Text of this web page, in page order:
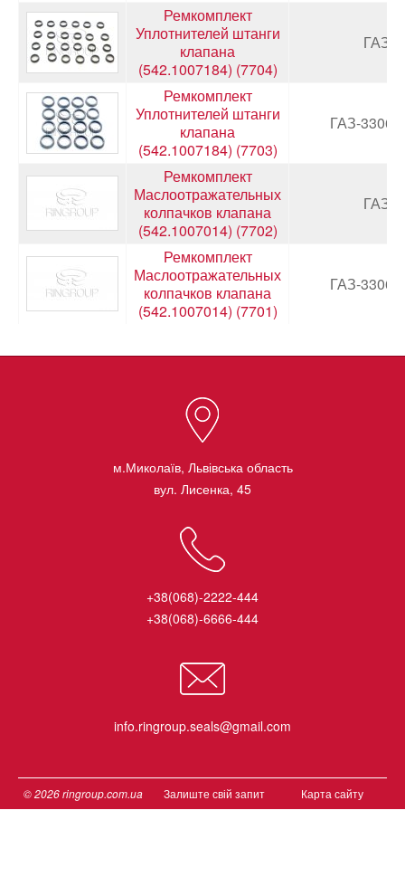
Ремкомплект
Уплотнителей штанги
клапана
(542.1007184) (7704)
ГАЗ-
Ремкомплект
Уплотнителей штанги
клапана
(542.1007184) (7703)
ГАЗ-
Ремкомплект
Маслоотражательных
колпачков клапана
(542.1007014) (7702)
ГАЗ-
Ремкомплект
Маслоотражательных
колпачков клапана
(542.1007014) (7701)
ГАЗ-
м.Миколаїв, Львівська область
вул. Лисенка, 45
+38(068)-2222-444
+38(068)-6666-444
info.ringroup.seals@gmail.com
© 2026 ringroup.com.ua Залиште свій запит Карта сайту